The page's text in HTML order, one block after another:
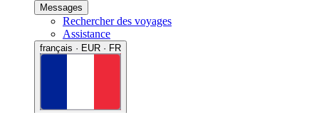
Messages
Rechercher des voyages
Assistance
français · EUR · FR